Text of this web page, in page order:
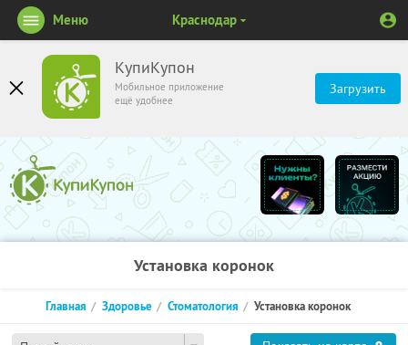
КупиКупон
Мобильное приложение
ещё удобнее
Загрузить
Меню Краснодар
Установка коронок
Главная Здоровье Стоматология Установка коронок